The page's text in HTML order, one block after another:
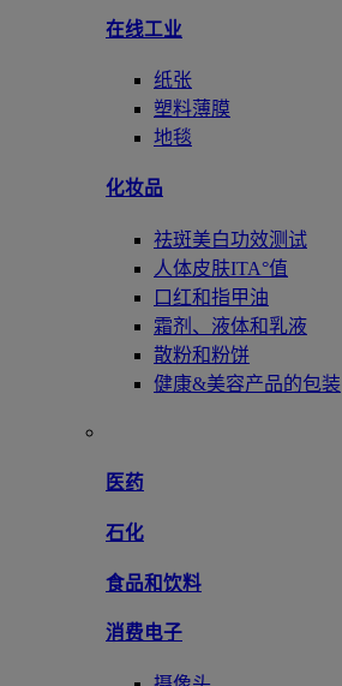
在线工业
纸张
塑料薄膜
地毯
化妆品
祛斑美白功效测试
人体皮肤ITA°值
口红和指甲油
霜剂、液体和乳液
散粉和粉饼
健康&美容产品的包装
医药
石化
食品和饮料
消费电子